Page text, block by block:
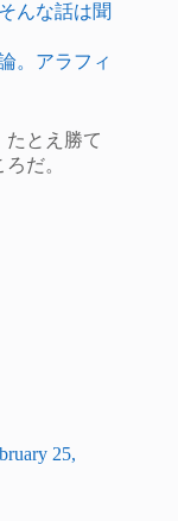
んな話は聞
。アラフィ
たとえ勝て
だ。
25,